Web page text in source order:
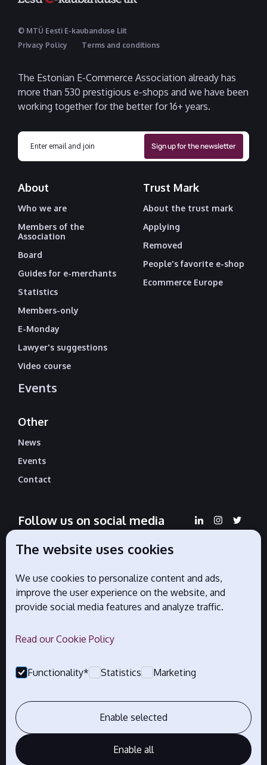
© MTÜ Eesti E-kaubanduse Liit
Privacy Policy
Terms and conditions
The Estonian E-Commerce Association already has
more than 530 prestigious e-shops and we have been
working together for the better for 16+ years.
About
Who we are
Members of the
Association
Board
Guides for e-merchants
Statistics
Members-only
E-Monday
Lawyer's suggestions
Video course
Events
Trust Mark
About the trust mark
Applying
Removed
People's favorite e-shop
Ecommerce Europe
Other
News
Events
Contact
Follow us on social media
Official partners
The website uses cookies
We use cookies to personalize content and ads,
improve the user experience on the website, and
provide social media features and analyze traffic.
Read our Cookie Policy
Functionality* Statistics Marketing
Enable selected
Enable all